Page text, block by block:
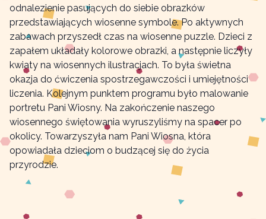
odnalezienie pasujących do siebie obrazków
przedstawiających wiosenne symbole. Po aktywnych
zabawach przyszedł czas na wiosenne puzzle. Dzieci z
zapałem układały kolorowe obrazki, a następnie liczyły
kwiaty na wiosennych ilustracjach. To była świetna
okazja do ćwiczenia spostrzegawczości i umiejętności
liczenia. Kolejnym punktem programu było malowanie
portretu Pani Wiosny. Na zakończenie naszego
wiosennego świętowania wyruszyliśmy na spacer po
okolicy. Towarzyszyła nam Pani Wiosna, która
opowiadała dzieciom o budzącej się do życia
przyrodzie.